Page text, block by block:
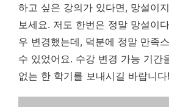
하고 싶은 강의가 있다면, 망설이
보세요. 저도 한번은 정말 망설이
우 변경했는데, 덕분에 정말 만족
수 있었어요. 수강 변경 가능 기간
없는 한 학기를 보내시길 바랍니다!